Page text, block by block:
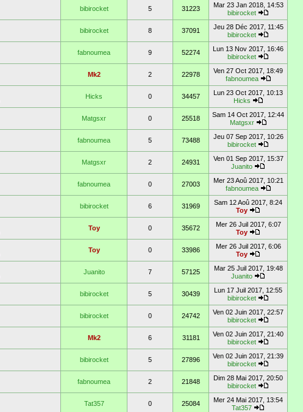
bibirocket 5 31223
Mar 23 Jan 2018, 14:53
bibirocket
bibirocket 8 37091
Jeu 28 Déc 2017, 11:45
bibirocket
fabnoumea 9 52274
Lun 13 Nov 2017, 16:46
bibirocket
Mk2 2 22978
Ven 27 Oct 2017, 18:49
fabnoumea
Hicks 0 34457
Lun 23 Oct 2017, 10:13
Hicks
Matgsxr 0 25518
Sam 14 Oct 2017, 12:44
Matgsxr
fabnoumea 5 73488
Jeu 07 Sep 2017, 10:26
bibirocket
Matgsxr 2 24931
Ven 01 Sep 2017, 15:37
Juanito
fabnoumea 0 27003
Mer 23 Aoû 2017, 10:21
fabnoumea
bibirocket 6 31969
Sam 12 Aoû 2017, 8:24
Toy
Toy 0 35672
Mer 26 Juil 2017, 6:07
Toy
Toy 0 33986
Mer 26 Juil 2017, 6:06
Toy
Juanito 7 57125
Mar 25 Juil 2017, 19:48
Juanito
bibirocket 5 30439
Lun 17 Juil 2017, 12:55
bibirocket
bibirocket 0 24742
Ven 02 Juin 2017, 22:57
bibirocket
Mk2 6 31181
Ven 02 Juin 2017, 21:40
bibirocket
bibirocket 5 27896
Ven 02 Juin 2017, 21:39
bibirocket
fabnoumea 2 21848
Dim 28 Mai 2017, 20:50
bibirocket
Tat357 0 25084
Mer 24 Mai 2017, 13:54
Tat357